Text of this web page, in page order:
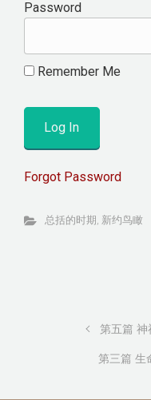
Password
Remember Me
Forgot Password
总括的时期 , 新约鸟瞰
第五篇 神
第三篇 生